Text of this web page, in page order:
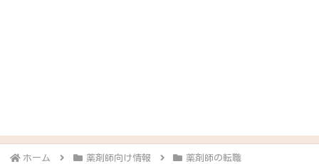
ホーム 薬剤師向け情報 薬剤師の転職